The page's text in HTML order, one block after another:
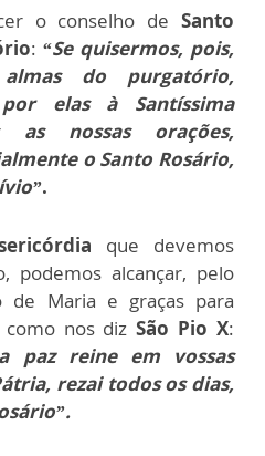
o conselho de Santo
: “Se quisermos, pois,
do purgatório,
elas à Santíssima
nossas orações,
o Santo Rosário,
.
que devemos
podemos alcançar, pelo
de Maria e graças para
como nos dizSão Pio X:
paz reine em vossas
rezai todos os dias,